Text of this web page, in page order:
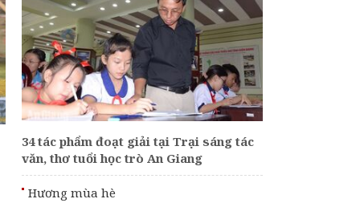
34 tác phẩm đoạt giải
tại Trại sáng tác văn,
thơ tuổi học trò An
Giang
Lần đầu Hội An tổ
chức Lễ hội đèn lồng
quốc tế
Tháp Nhạn Đắk Lắk -
Tháp cổ cất giữ nền
văn hóa Chăm đặc sắc
34 tác phẩm đoạt giải tại Trại sáng tác
văn, thơ tuổi học trò An Giang
Hương mùa hè